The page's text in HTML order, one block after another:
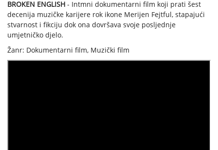
BROKEN ENGLISH - Intmni dokumentarni film koji prati šest
decenija muzičke karijere rok ikone Merijen Fejtful, stapajući
stvarnost i fikciju dok ona dovršava svoje posljednje
umjetničko djelo.
Žanr: Dokumentarni film, Muzički film